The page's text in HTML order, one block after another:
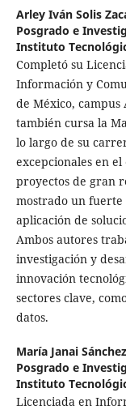
Arley Iván Solis
Posgrado e
Instituto
Completó su
Información y
de México, campus
también cursa la
lo largo de su
excepcionales en
proyectos de gran
mostrado un fuerte
aplicación de
Ambos autores
investigación y
innovación
sectores clave,
datos.
María Janai
Posgrado e
Instituto
Licenciada en